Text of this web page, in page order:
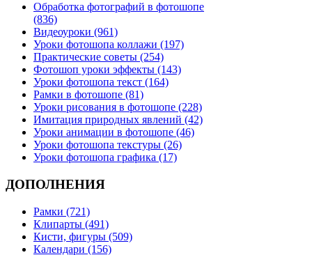
Обработка фотографий в фотошопе
(836)
Видеоуроки (961)
Уроки фотошопа коллажи (197)
Практические советы (254)
Фотошоп уроки эффекты (143)
Уроки фотошопа текст (164)
Рамки в фотошопе (81)
Уроки рисования в фотошопе (228)
Имитация природных явлений (42)
Уроки анимации в фотошопе (46)
Уроки фотошопа текстуры (26)
Уроки фотошопа графика (17)
ДОПОЛНЕНИЯ
Рамки (721)
Клипарты (491)
Кисти, фигуры (509)
Календари (156)